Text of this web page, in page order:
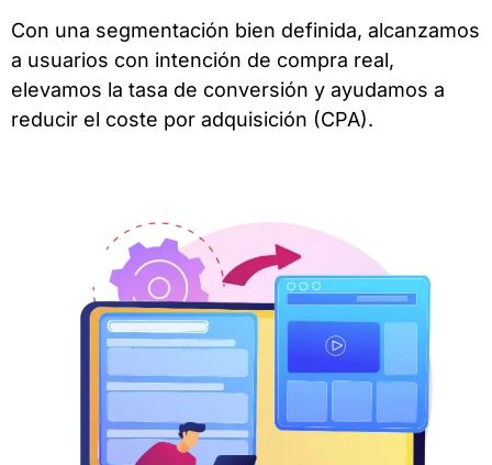
Con una segmentación bien definida, alcanzamos
a usuarios con intención de compra real,
elevamos la tasa de conversión y ayudamos a
reducir el coste por adquisición (CPA).